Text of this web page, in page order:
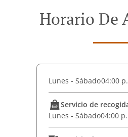
Horario De
Lunes - Sábado04:00
Servicio de
Lunes - Sábado04:00